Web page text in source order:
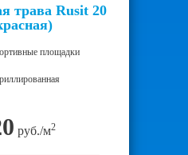
трава Rusit 20
площадки
руб./м2